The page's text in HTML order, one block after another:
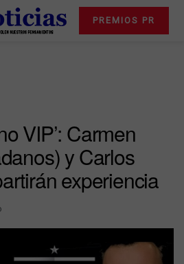
PREMIOS PR
VIP’: Carmen
y Carlos
experiencia